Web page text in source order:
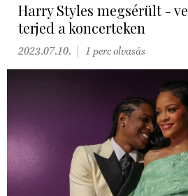
Harry Styles megsérült -
terjed a koncerteken
2023.07.10. 1 perc olvasás